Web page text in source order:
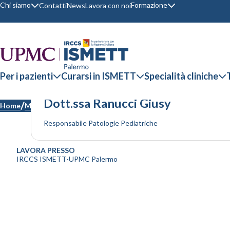
Chi siamo ContattiNewsLavora con noiFormazione
Per i pazienti Curarsi in ISMETT Specialità cliniche
Home MediciDott.ssa Ranucci Giusy
Responsabile Patologie Pediatriche
LAVORA PRESSO
IRCCS ISMETT-UPMC Palermo